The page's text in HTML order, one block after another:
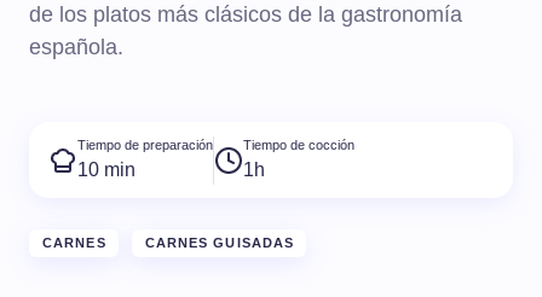
de los platos más clásicos de la gastronomía
española.
Tiempo de preparación
10 min
Tiempo de cocción
1h
CARNES CARNES GUISADAS